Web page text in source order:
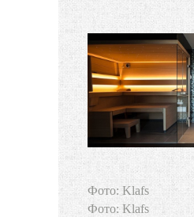
Фото: Klafs
Фото: Klafs